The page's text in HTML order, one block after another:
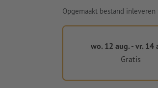
Opgemaakt bestand
wo. 12 aug. - vr. 14
Gratis